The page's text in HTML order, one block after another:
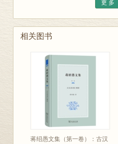
更 多
相关图书
蒋绍愚文集（第一卷）：古汉